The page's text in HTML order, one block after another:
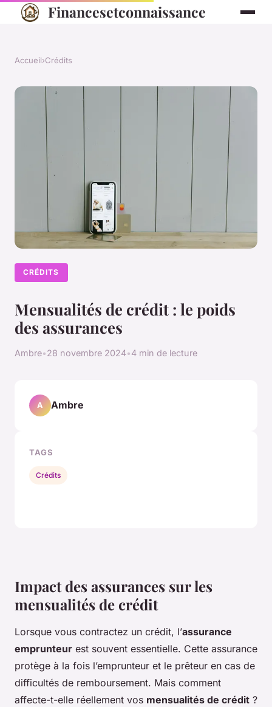
Financesetconnaissance
Accueil›Crédits
CRÉDITS
Mensualités de crédit : le poids
des assurances
Ambre•28 novembre 2024•4 min de lecture
Impact des assurances sur les
mensualités de crédit
Lorsque vous contractez un crédit, l’assurance
emprunteur est souvent essentielle. Cette assurance
protège à la fois l’emprunteur et le prêteur en cas de
difficultés de remboursement. Mais comment
affecte-t-elle réellement vos mensualités de crédit ?
A Ambre
TAGS
Crédits